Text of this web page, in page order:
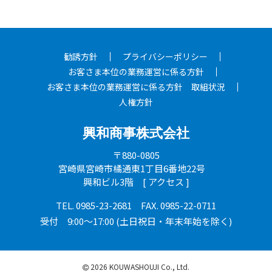
勧誘方針
プライバシーポリシー
お客さま本位の業務運営に係る方針
お客さま本位の業務運営に係る方針 取組状況
人権方針
興和商事株式会社
〒880-0805
宮崎県宮崎市橘通東1丁目6番地22号
興和ビル3階 [ アクセス ]
TEL.0985-23-2681 FAX. 0985-22-0711
受付 9:00～17:00 (土日祝日・年末年始を除く)
2026 KOUWASHOUJI Co., Ltd.